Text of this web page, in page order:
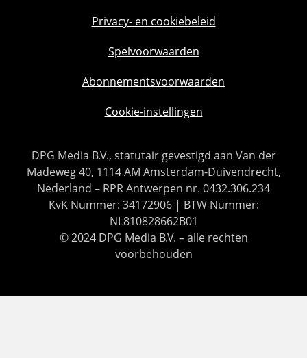
Privacy- en cookiebeleid
Spelvoorwaarden
Abonnementsvoorwaarden
Cookie-instellingen
DPG Media B.V., statutair gevestigd aan Van der
Madeweg 40, 1114 AM Amsterdam-Duivendrecht,
Nederland – RPR Antwerpen nr. 0432.306.234
KvK Nummer: 34172906 | BTW Nummer:
NL810828662B01
© 2024 DPG Media B.V. – alle rechten
voorbehouden